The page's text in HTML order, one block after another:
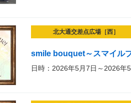
北大通交差点広場［西］
smile bouquet～スマイル
日時：2026年5月7日～2026年